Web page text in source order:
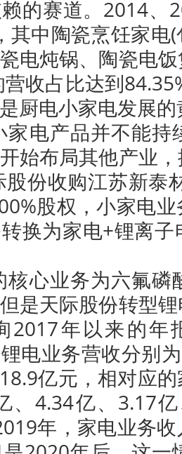
的赛道。2014、
其中陶瓷烹饪家电
电炖锅、陶瓷电
收占比达到
厨电小家电发展
家电产品并不能持
始布局其他产业
份收购江苏新泰
股权，小家电
换为家电+锂离
核心业务为六氟磷
是天际股份转型
2017年以来的年
电业务营收分别
亿元，相对应
、4.34亿、3.17
年，家电业务